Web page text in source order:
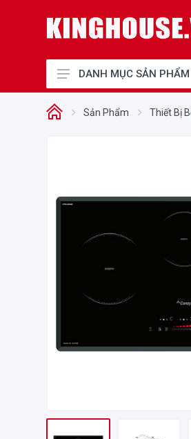
Phụ kiện tủ bếp, Khóa điện tử
Thiết bị vệ sinh
DANH MỤC SẢN PHẨM
Sản Phẩm Thiết Bị